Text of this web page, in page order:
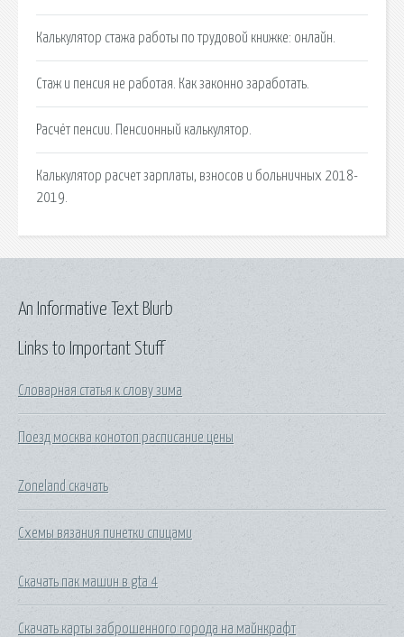
Калькулятор стажа работы по трудовой книжке: онлайн.
Стаж и пенсия не работая. Как законно заработать.
Расчёт пенсии. Пенсионный калькулятор.
Калькулятор расчет зарплаты, взносов и больничных 2018-
2019.
Links to Important Stuff
Словарная статья к слову зима
Поезд москва конотоп расписание цены
Zoneland скачать
Схемы вязания пинетки спицами
Скачать пак машин в gta 4
Скачать карты заброшенного города на майнкрафт
An Informative Text Blurb